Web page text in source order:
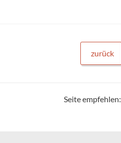
zurück
Seite empfehlen: